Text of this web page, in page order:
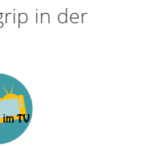
in der